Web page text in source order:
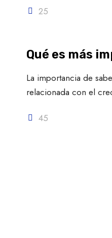
25
Qué es más
La importancia de
relacionada con el
45